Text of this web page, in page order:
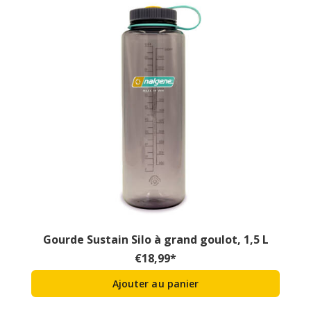
Gourde Sustain Silo à grand goulot, 1,5 L
€18,99*
Ajouter au panier